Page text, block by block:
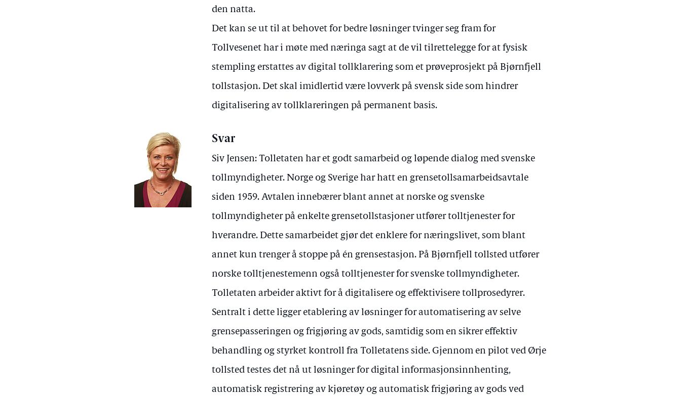
den natta.
Det kan se ut til at behovet for bedre løsninger tvinger seg fram for
Tollvesenet har i møte med næringa sagt at de vil tilrettelegge for at fysisk
stempling erstattes av digital tollklarering som et prøveprosjekt på Bjørnfjell
tollstasjon. Det skal imidlertid være lovverk på svensk side som hindrer
digitalisering av tollklareringen på permanent basis.
Svar
Siv Jensen: Tolletaten har et godt samarbeid og løpende dialog med svenske
tollmyndigheter. Norge og Sverige har hatt en grensetollsamarbeidsavtale
siden 1959. Avtalen innebærer blant annet at norske og svenske
tollmyndigheter på enkelte grensetollstasjoner utfører tolltjenester for
hverandre. Dette samarbeidet gjør det enklere for næringslivet, som blant
annet kun trenger å stoppe på én grensestasjon. På Bjørnfjell tollsted utfører
norske tolltjenestemenn også tolltjenester for svenske tollmyndigheter.
Tolletaten arbeider aktivt for å digitalisere og effektivisere tollprosedyrer.
Sentralt i dette ligger etablering av løsninger for automatisering av selve
grensepasseringen og frigjøring av gods, samtidig som en sikrer effektiv
behandling og styrket kontroll fra Tolletatens side. Gjennom en pilot ved Ørje
tollsted testes det nå ut løsninger for digital informasjonsinnhenting,
automatisk registrering av kjøretøy og automatisk frigjøring av gods ved